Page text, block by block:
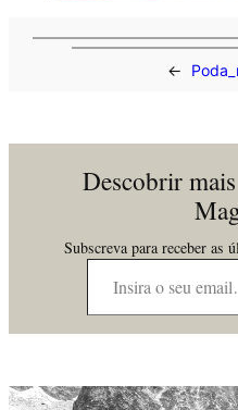
←
Descobrir
Subscreva para receber as
Insira o seu email…